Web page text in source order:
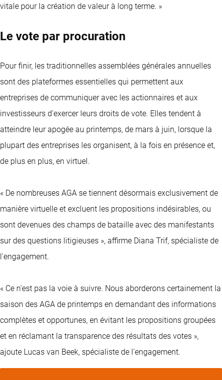
vitale pour la création de valeur à long terme. »
Le vote par procuration
Pour finir, les traditionnelles assemblées générales annuelles
sont des plateformes essentielles qui permettent aux
entreprises de communiquer avec les actionnaires et aux
investisseurs d'exercer leurs droits de vote. Elles tendent à
atteindre leur apogée au printemps, de mars à juin, lorsque la
plupart des entreprises les organisent, à la fois en présence et,
de plus en plus, en virtuel.
« De nombreuses AGA se tiennent désormais exclusivement de
manière virtuelle et excluent les propositions indésirables, ou
sont devenues des champs de bataille avec des manifestants
sur des questions litigieuses », affirme Diana Trif, spécialiste de
l'engagement.
« Ce n'est pas la voie à suivre. Nous aborderons certainement la
saison des AGA de printemps en demandant des informations
complètes et opportunes, en évitant les propositions groupées
et en réclamant la transparence des résultats des votes »,
ajoute Lucas van Beek, spécialiste de l'engagement.